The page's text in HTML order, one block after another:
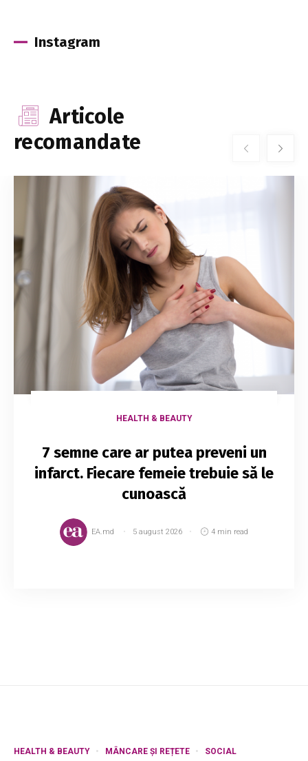
Instagram
Articole
recomandate
HEALTH & BEAUTY
7 semne care ar putea preveni un
infarct. Fiecare femeie trebuie să le
cunoască
EA.md 5 august 2026 4 min read
HEALTH & BEAUTY MÂNCARE ȘI REȚETE SOCIAL